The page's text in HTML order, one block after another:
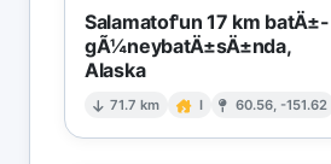
Salamatof'un 17 km batÄ±-
gÃ¼neybatÄ±sÄ±nda,
Alaska
71.7 km I 60.56, -151.62